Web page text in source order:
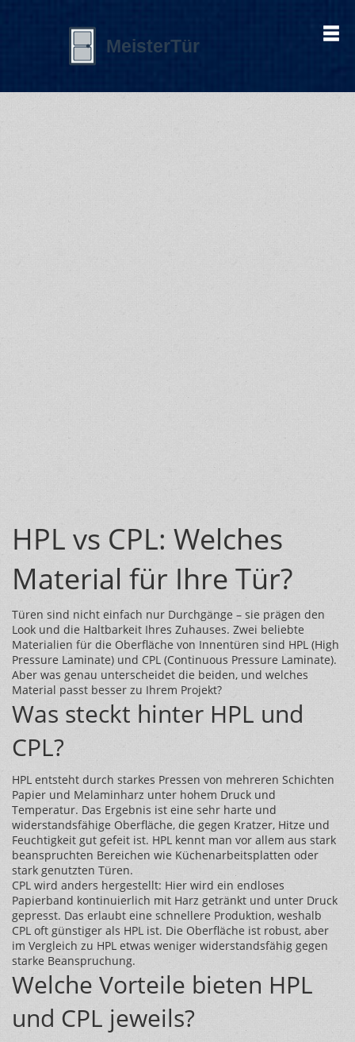
HPL vs CPL: Welches
Material für Ihre Tür?
Türen sind nicht einfach nur Durchgänge – sie prägen den
Look und die Haltbarkeit Ihres Zuhauses. Zwei beliebte
Materialien für die Oberfläche von Innentüren sind HPL (High
Pressure Laminate) und CPL (Continuous Pressure Laminate).
Aber was genau unterscheidet die beiden, und welches
Material passt besser zu Ihrem Projekt?
Was steckt hinter HPL und
CPL?
HPL entsteht durch starkes Pressen von mehreren Schichten
Papier und Melaminharz unter hohem Druck und
Temperatur. Das Ergebnis ist eine sehr harte und
widerstandsfähige Oberfläche, die gegen Kratzer, Hitze und
Feuchtigkeit gut gefeit ist. HPL kennt man vor allem aus stark
beanspruchten Bereichen wie Küchenarbeitsplatten oder
stark genutzten Türen.
CPL wird anders hergestellt: Hier wird ein endloses
Papierband kontinuierlich mit Harz getränkt und unter Druck
gepresst. Das erlaubt eine schnellere Produktion, weshalb
CPL oft günstiger als HPL ist. Die Oberfläche ist robust, aber
im Vergleich zu HPL etwas weniger widerstandsfähig gegen
starke Beanspruchung.
Welche Vorteile bieten HPL
und CPL jeweils?